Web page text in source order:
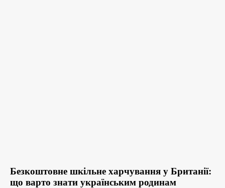
Безкоштовне шкільне харчування у Британії:
що варто знати українським родинам